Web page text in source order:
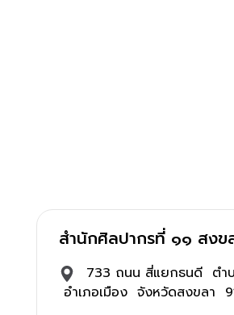
สำนักศิลปากรที่ ๑๑ สงข
733 ถนน สี่แยกธนดี ตำ
อำเภอเมือง จังหวัดสงขลา